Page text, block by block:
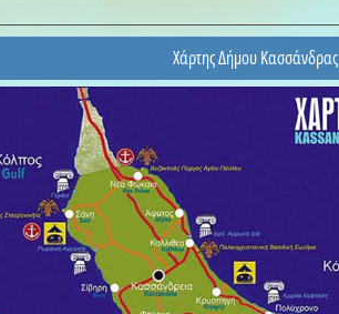
Χάρτης Δήμου Κασσάνδρας